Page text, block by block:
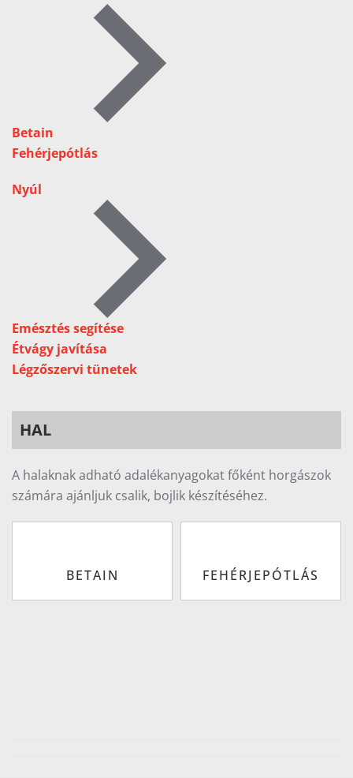
Betain
Fehérjepótlás
Nyúl
Emésztés segítése
Étvágy javítása
Légzőszervi tünetek
HAL
A halaknak adható adalékanyagokat főként horgászok
számára ajánljuk csalik, bojlik készítéséhez.
BETAIN FEHÉRJEPÓTLÁS